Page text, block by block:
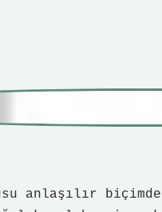
anlaşılır
. Hangi